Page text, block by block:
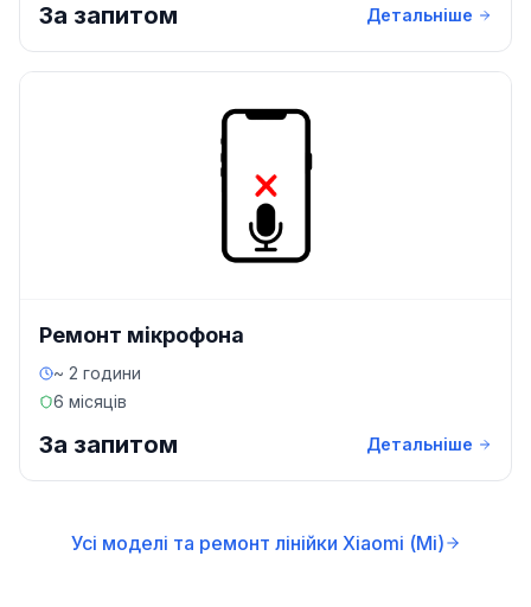
За запитом Детальніше
Ремонт мікрофона
~ 2 години
6 місяців
За запитом Детальніше
Усі моделі та ремонт лінійки Xiaomi (Mi)